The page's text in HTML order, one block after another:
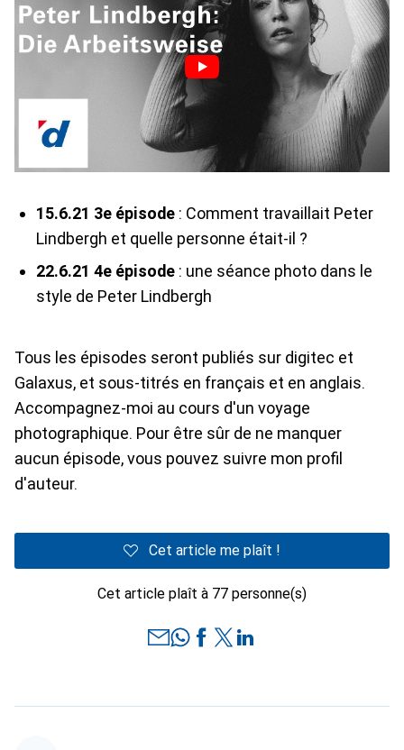
15.6.21 3e épisode : Comment travaillait Peter
Lindbergh et quelle personne était-il ?
22.6.21 4e épisode : une séance photo dans le
style de Peter Lindbergh
Tous les épisodes seront publiés sur digitec et
Galaxus, et sous-titrés en français et en anglais.
Accompagnez-moi au cours d'un voyage
photographique. Pour être sûr de ne manquer
aucun épisode, vous pouvez suivre mon profil
d'auteur.
Cet article me plaît !
Cet article plaît à 77 personne(s)